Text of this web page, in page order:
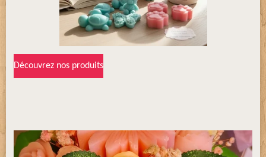
Découvrez nos produits